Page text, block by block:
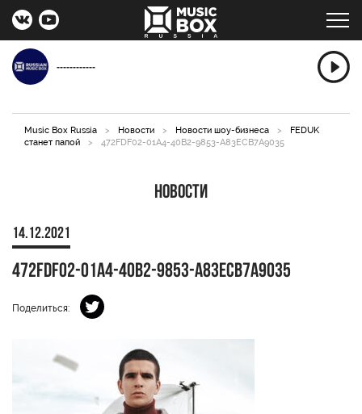
------------
Music Box Russia > Новости > Новости шоу-бизнеса >
FEDUK
станет папой
> 472FDF02-01A4-40B2-9853-A83ECB7A9035
Новости
14.12.2021
472FDF02-01A4-40B2-9853-A83ECB7A9035
Поделиться: